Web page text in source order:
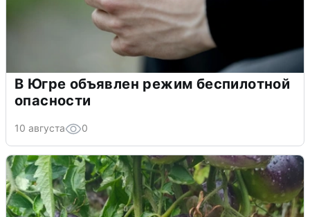
В Югре объявлен режим беспилотной
опасности
10 августа 0